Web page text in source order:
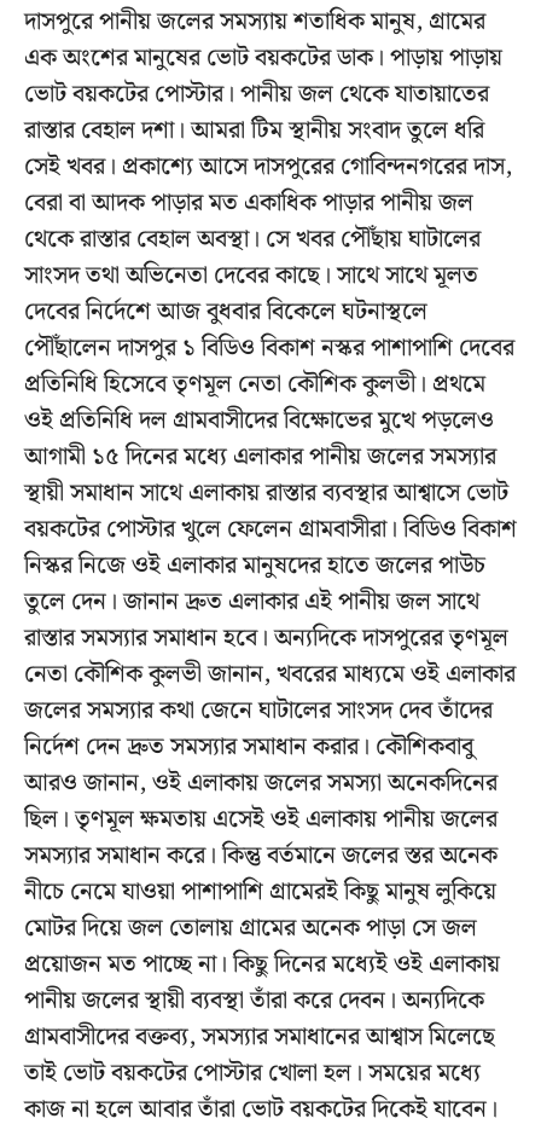
দাসপুরে পানীয় জলের সমস্যায় শতাধিক মানুষ, গ্রামের
এক অংশের মানুষের ভোট বয়কটের ডাক। পাড়ায় পাড়ায়
ভোট বয়কটের পোস্টার। পানীয় জল থেকে যাতায়াতের
রাস্তার বেহাল দশা। আমরা টিম স্থানীয় সংবাদ তুলে ধরি
সেই খবর। প্রকাশ্যে আসে দাসপুরের গোবিন্দনগরের দাস,
বেরা বা আদক পাড়ার মত একাধিক পাড়ার পানীয় জল
থেকে রাস্তার বেহাল অবস্থা। সে খবর পৌঁছায় ঘাটালের
সাংসদ তথা অভিনেতা দেবের কাছে। সাথে সাথে মূলত
দেবের নির্দেশে আজ বুধবার বিকেলে ঘটনাস্থলে
পৌঁছালেন দাসপুর ১ বিডিও বিকাশ নস্কর পাশাপাশি দেবের
প্রতিনিধি হিসেবে তৃণমূল নেতা কৌশিক কুলভী। প্রথমে
ওই প্রতিনিধি দল গ্রামবাসীদের বিক্ষোভের মুখে পড়লেও
আগামী ১৫ দিনের মধ্যে এলাকার পানীয় জলের সমস্যার
স্থায়ী সমাধান সাথে এলাকায় রাস্তার ব্যবস্থার আশ্বাসে ভোট
বয়কটের পোস্টার খুলে ফেলেন গ্রামবাসীরা। বিডিও বিকাশ
নিস্কর নিজে ওই এলাকার মানুষদের হাতে জলের পাউচ
তুলে দেন। জানান দ্রুত এলাকার এই পানীয় জল সাথে
রাস্তার সমস্যার সমাধান হবে। অন্যদিকে দাসপুরের তৃণমূল
নেতা কৌশিক কুলভী জানান, খবরের মাধ্যমে ওই এলাকার
জলের সমস্যার কথা জেনে ঘাটালের সাংসদ দেব তাঁদের
নির্দেশ দেন দ্রুত সমস্যার সমাধান করার। কৌশিকবাবু
আরও জানান, ওই এলাকায় জলের সমস্যা অনেকদিনের
ছিল। তৃণমূল ক্ষমতায় এসেই ওই এলাকায় পানীয় জলের
সমস্যার সমাধান করে। কিন্তু বর্তমানে জলের স্তর অনেক
নীচে নেমে যাওয়া পাশাপাশি গ্রামেরই কিছু মানুষ লুকিয়ে
মোটর দিয়ে জল তোলায় গ্রামের অনেক পাড়া সে জল
প্রয়োজন মত পাচ্ছে না। কিছু দিনের মধ্যেই ওই এলাকায়
পানীয় জলের স্থায়ী ব্যবস্থা তাঁরা করে দেবন। অন্যদিকে
গ্রামবাসীদের বক্তব্য, সমস্যার সমাধানের আশ্বাস মিলেছে
তাই ভোট বয়কটের পোস্টার খোলা হল। সময়ের মধ্যে
কাজ না হলে আবার তাঁরা ভোট বয়কটের দিকেই যাবেন।